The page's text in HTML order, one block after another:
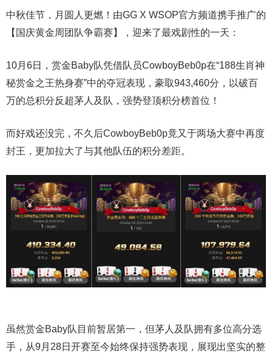
中秋佳节，月圆人更燃！由GG X WSOP官方频道携手推广的
【国庆黄金周团队争霸赛】，迎来了最戏剧性的一天：
10月6日，赏金Baby队凭借队员CowboyBeb0p在“188生肖神
秘赏金之王热身赛”中的夺冠表现，豪取943,460分，以破百
万的总积分反超茅人及队，强势登顶积分榜首位！
而好戏还没完，不久后CowboyBeb0p竟又于两场大赛中再度
封王，更加拉大了与其他队伍的积分差距。
虽然赏金Baby队目前暂居第一，但茅人及队拥有多位高分选
手，从9月28日开赛至今始终保持强势表现，展现出坚实的整